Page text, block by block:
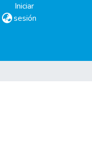
Iniciar
sesión